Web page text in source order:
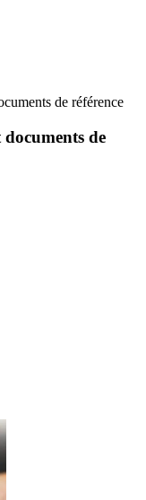
de référence
de